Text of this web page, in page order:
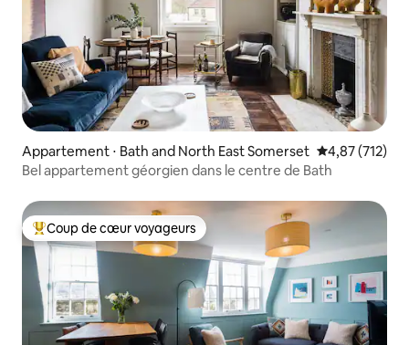
Appartement ⋅ Bath and North East Somerset Évaluation
4,87 (712)
Bel appartement géorgien dans le centre de Bath
Coups de cœur voyageurs les plus appréciés
Coup de cœur voyageurs